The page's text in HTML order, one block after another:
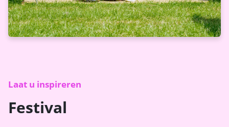
Laat u inspireren
Festival